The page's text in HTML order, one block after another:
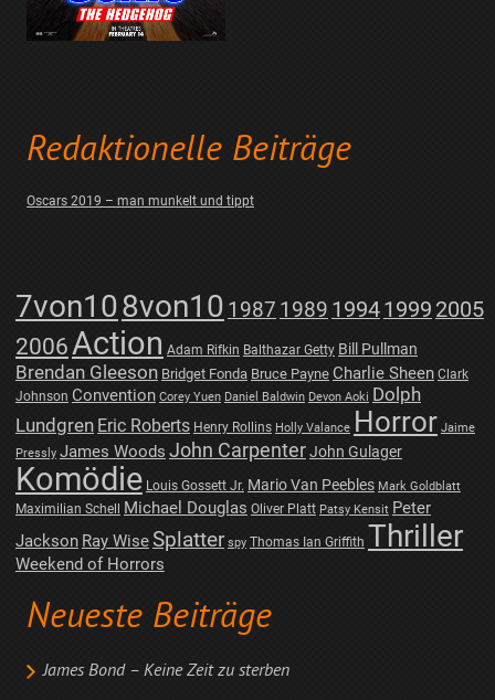
Redaktionelle Beiträge
Oscars 2019 – man munkelt und tippt
7von108von10 1987 1989 19941999 2005
2006Action Adam Rifkin Balthazar Getty Bill Pullman
Brendan Gleeson Bridget Fonda Bruce Payne Charlie Sheen Clark
Johnson Convention Corey Yuen Daniel Baldwin Devon Aoki Dolph
Lundgren Eric Roberts Henry Rollins Holly Valance Horror Jaime
Pressly James Woods John CarpenterJohn Gulager
Komödie Louis Gossett Jr. Mario Van Peebles Mark Goldblatt
Maximilian Schell Michael Douglas Oliver Platt Patsy Kensit Peter
Jackson Ray WiseSplatter spy Thomas Ian Griffith Thriller
Weekend of Horrors
Neueste Beiträge
James Bond – Keine Zeit zu sterben